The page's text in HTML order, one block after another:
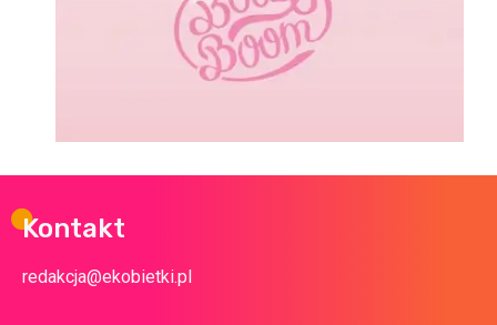
Kontakt
redakcja@ekobietki.pl